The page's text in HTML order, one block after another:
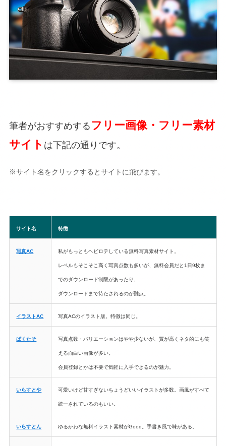
筆者がおすすめする フリー画像・フリー素材
サイト は下記の通りです。
※サイト名をクリックするとサイトに飛びます。
サイト名 特徴
写真AC 私がもっともヘビロテしている無料写真素材サイト。
レベルもそこそこ高く写真点数も多いが、無料会員だと1日9枚ま
でのダウンロード制限があったり、
ダウンロードまで待たされるのが難点。
イラストAC 写真ACのイラスト版。特徴は同じ。
ぱくたそ 写真点数・バリエーションはやや少ないが、質が高くネタ的にも笑
える面白い画像が多い。
会員登録とかは不要で気軽に入手できるのが魅力。
いらすとや 可愛いけど甘すぎないちょうどいいイラストが多数。画風がすべて
統一されているのもいい。
いらすとん ゆるかわな無料イラスト素材がGood。手書き風で味がある。